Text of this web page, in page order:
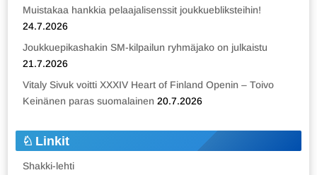
Muistakaa hankkia pelaajalisenssit joukkuebliksteihin!
24.7.2026
Joukkuepikashakin SM-kilpailun ryhmäjako on julkaistu
21.7.2026
Vitaly Sivuk voitti XXXIV Heart of Finland Openin – Toivo
Keinänen paras suomalainen 20.7.2026
Linkit
Shakki-lehti